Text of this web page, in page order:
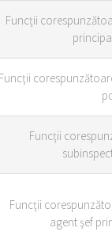
Funcţii
Funcţii
Funcţii
Funcţii
agent şef